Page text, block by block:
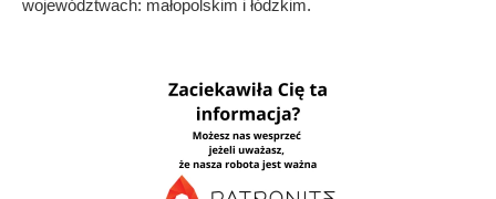
województwach: małopolskim i łódzkim.